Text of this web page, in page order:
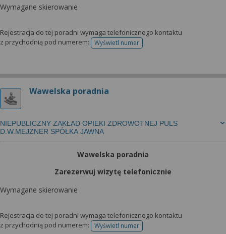
Wymagane skierowanie
Rejestracja do tej poradni wymaga telefonicznego kontaktu
z przychodnią pod numerem:
Wyświetl numertelefonu do rejestracji
Wawelska poradnia
NIEPUBLICZNY ZAKŁAD OPIEKI ZDROWOTNEJ PULS
D.W.MEJZNER SPÓŁKA JAWNA
Wawelska poradnia
Zarezerwuj wizytę telefonicznie
Wymagane skierowanie
Rejestracja do tej poradni wymaga telefonicznego kontaktu
z przychodnią pod numerem:
Wyświetl numertelefonu do rejestracji